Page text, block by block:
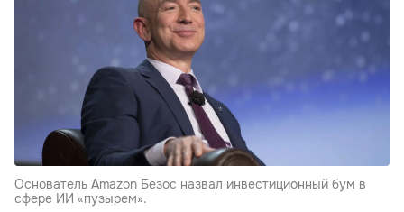
Основатель Amazon Безос назвал инвестиционный бум в
сфере ИИ «пузырем».